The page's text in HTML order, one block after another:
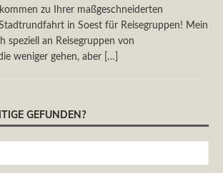
zu Ihrer maßgeschneiderten
in Soest für Reisegruppen! Mein
speziell an Reisegruppen von
weniger gehen, aber
[…]
GEFUNDEN?